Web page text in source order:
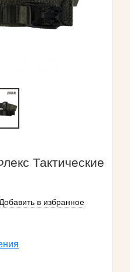
Тактические
Добавить в избранное